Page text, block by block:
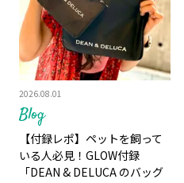
Blog
2026.08.01
【付録レポ】ペットを飼って
いる人必見！GLOW付録
「DEAN & DELUCA のバッグ